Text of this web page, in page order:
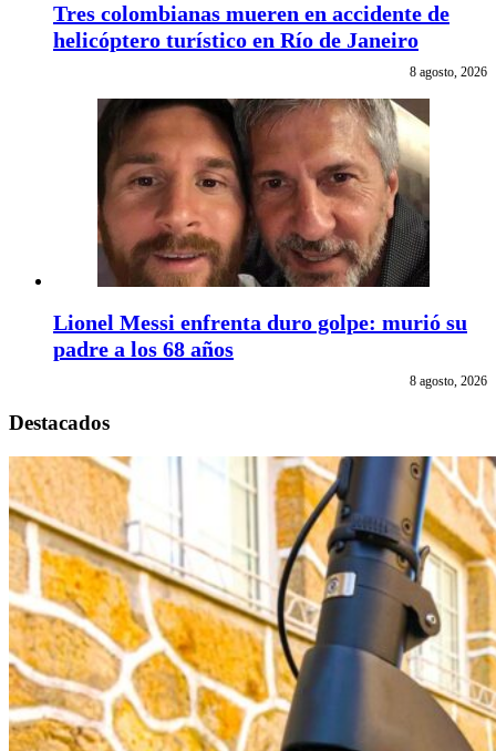
Tres colombianas mueren en accidente de
helicóptero turístico en Río de Janeiro
8 agosto, 2026
Lionel Messi enfrenta duro golpe: murió su
padre a los 68 años
8 agosto, 2026
Destacados